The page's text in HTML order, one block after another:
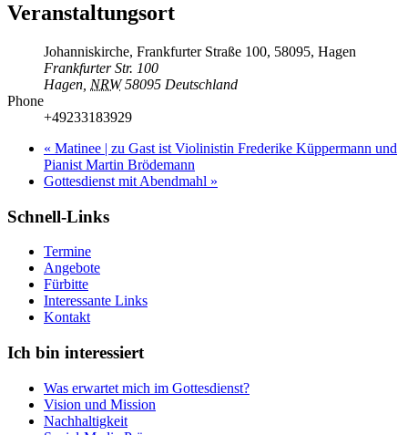
Veranstaltungsort
Johanniskirche, Frankfurter Straße 100, 58095, Hagen
Frankfurter Str. 100
Hagen NRW 58095 Deutschland
Phone
+49233183929
« Matinee | zu Gast ist Violinistin Frederike Küppermann und
Pianist Martin Brödemann
Gottesdienst mit Abendmahl »
Schnell-Links
Termine
Angebote
Fürbitte
Interessante Links
Kontakt
Ich bin interessiert
Was erwartet mich im Gottesdienst?
Vision und Mission
Nachhaltigkeit